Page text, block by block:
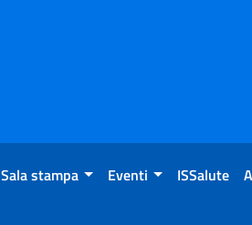
Sala stampa Eventi ISSalute